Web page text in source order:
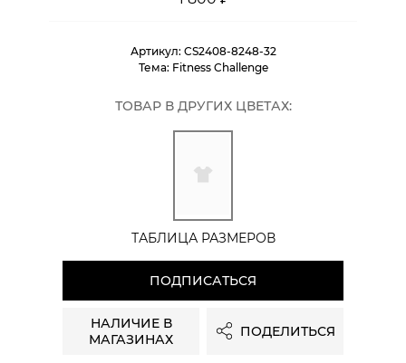
Артикул: CS2408-8248-32
Тема: Fitness Challenge
ТОВАР В ДРУГИХ ЦВЕТАХ:
ТАБЛИЦА РАЗМЕРОВ
ПОДПИСАТЬСЯ
НАЛИЧИЕ В
МАГАЗИНАХ
ПОДЕЛИТЬСЯ